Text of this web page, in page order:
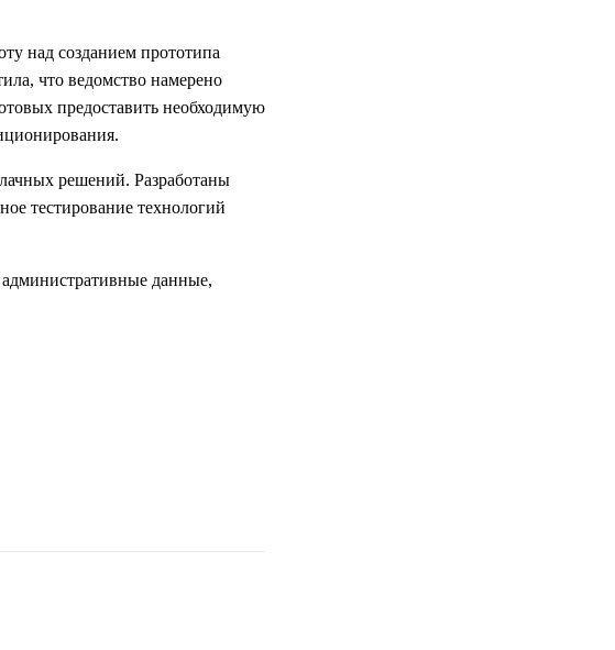
над созданием прототипа
что ведомство намерено
предоставить необходимую
решений. Разработаны
тестирование технологий
данные,